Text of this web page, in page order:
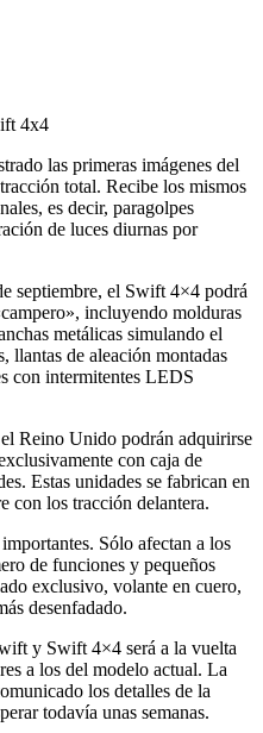
las primeras imágenes del
total. Recibe los mismos
es decir, paragolpes
de luces diurnas por
septiembre, el Swift 4×4 podrá
incluyendo molduras
metálicas simulando el
llantas de aleación montadas
con intermitentes LEDS
Reino Unido podrán adquirirse
con caja de
Estas unidades se fabrican en
con los tracción delantera.
Sólo afectan a los
de funciones y pequeños
exclusivo, volante en cuero,
desenfadado.
y Swift 4×4 será a la vuelta
a los del modelo actual. La
los detalles de la
todavía unas semanas.